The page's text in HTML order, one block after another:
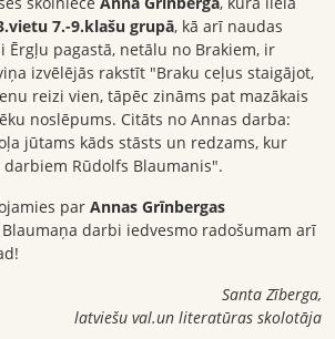
7.-9.klašu grupā, kā arī naudas
Ērgļu pagastā, netālu no Brakiem, ir
izvēlējās rakstīt "Braku ceļus staigājot,
reizi vien, tāpēc zināms pat mazākais
noslēpums. Citāts no Annas darba:
jūtams kāds stāsts un redzams, kur
darbiem Rūdolfs Blaumanis".
par Annas Grīnbergas
darbi iedvesmo radošumam arī
Santa Zīberga,
latviešu val.un literatūras skolotāja